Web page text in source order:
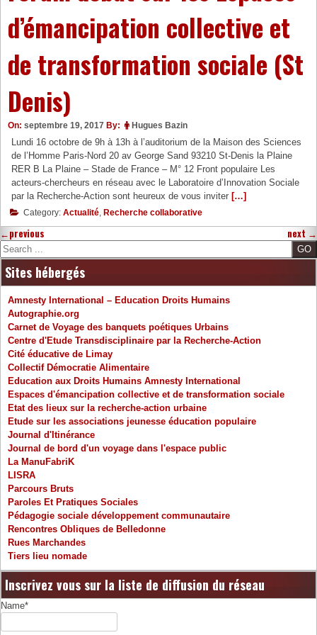
d’émancipation collective et
de transformation sociale (St
Denis)
On: septembre 19, 2017 By: Hugues Bazin
Lundi 16 octobre de 9h à 13h à l’auditorium de la Maison des Sciences
de l’Homme Paris-Nord 20 av George Sand 93210 St-Denis la Plaine
RER B La Plaine – Stade de France – M° 12 Front populaire Les
acteurs-chercheurs en réseau avec le Laboratoire d’Innovation Sociale
par la Recherche-Action sont heureux de vous inviter […]
Category: Actualité, Recherche collaborative
←previous next →
Search
Sites hébergés
Amnesty International – Education Droits Humains
Autographie.org
Carnet de Voyage des banquets poétiques Urbains
Centre d'Etude Transdisciplinaire par la Recherche-Action
Cité éducative de Limay
Collectif Démocratie Alimentaire
Education aux Droits Humains Amnesty International
Espaces d'émancipation collective et de transformation sociale
Etat des lieux sur la recherche-action urbaine
Etude sur les associations jeunesse éducation populaire
Journal d'Itinérance
Journal de bord d'un voyage dans l'espace public
La ManuFabriK
LISRA
Parcours Bruts
Paroles Et Pratiques Sociales
Pédagogie sociale développement communautaire
Rencontres Obliques de Belledonne
Rues Marchandes
Tiers lieu nomade
Inscrivez vous sur la liste de diffusion du réseau
Name*